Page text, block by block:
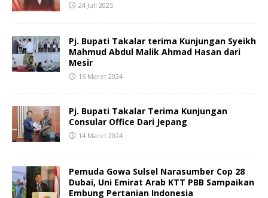
24 Juli 2025
Pj. Bupati Takalar terima Kunjungan Syeikh
Mahmud Abdul Malik Ahmad Hasan dari
Mesir
16 Maret 2024
Pj. Bupati Takalar Terima Kunjungan
Consular Office Dari Jepang
14 Maret 2024
Pemuda Gowa Sulsel Narasumber Cop 28
Dubai, Uni Emirat Arab KTT PBB Sampaikan
Embung Pertanian Indonesia